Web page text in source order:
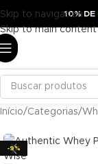
Skip to navigation
Skip to main content
10% DE
Início/Categorias/
-9%